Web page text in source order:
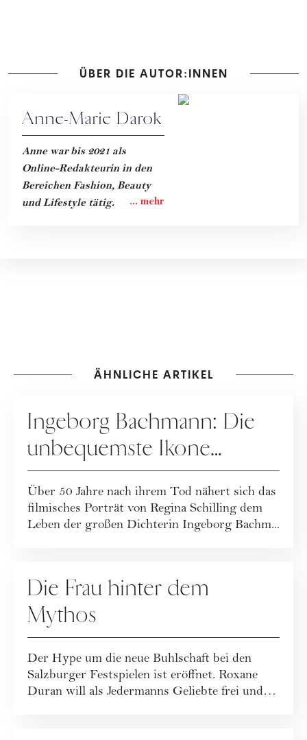
ÜBER DIE AUTOR:INNEN
Anne-Marie Darok
Anne war bis 2021 als
Online-Redakteurin in den
Bereichen Fashion, Beauty
und Lifestyle tätig.
ÄHNLICHE ARTIKEL
Ingeborg Bachmann: Die
unbequemste Ikone
Österreichs
Über 50 Jahre nach ihrem Tod nähert sich das
filmisches Porträt von Regina Schilling dem
Leben der großen Dichterin Ingeborg Bachm...
Die Frau hinter dem
Mythos
Der Hype um die neue Buhlschaft bei den
Salzburger Festspielen ist eröffnet. Roxane
Duran will als Jedermanns Geliebte frei und